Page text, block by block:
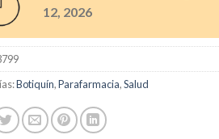
12, 2026
Botiquín,Parafarmacia,Salud